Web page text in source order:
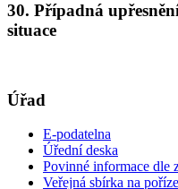
30. Případná
situace
Úřad
E-podatelna
Úřední deska
Povinné informace dle
Veřejná sbírka na